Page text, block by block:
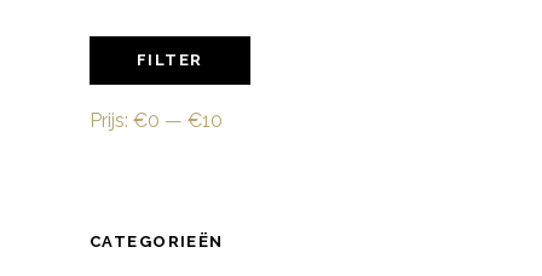
prijs
prijs
FILTER
Prijs: €0 — €10
CATEGORIEËN